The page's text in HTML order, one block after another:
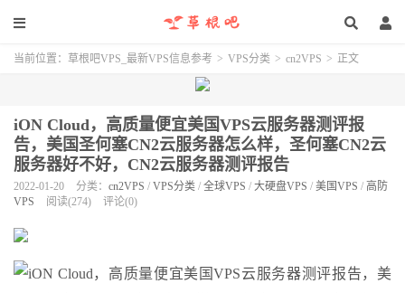
当前位置： 草根吧VPS_最新VPS信息参考 > VPS分类 > cn2VPS > 正文
iON Cloud，高质量便宜美国VPS云服务器测评报
告，美国圣何塞CN2云服务器怎么样，圣何塞CN2云
服务器好不好，CN2云服务器测评报告
2022-01-20 分类： cn2VPS / VPS分类 / 全球VPS / 大硬盘VPS / 美国VPS / 高防
VPS
阅读(274) 评论(0)